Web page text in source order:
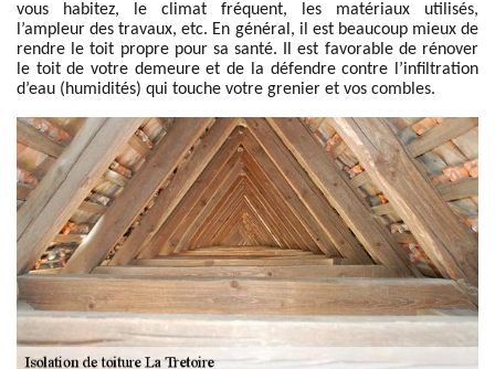
vous habitez, le climat fréquent, les matériaux utilisés,
l’ampleur des travaux, etc. En général, il est beaucoup mieux de
rendre le toit propre pour sa santé. Il est favorable de rénover
le toit de votre demeure et de la défendre contre l’infiltration
d’eau (humidités) qui touche votre grenier et vos combles.